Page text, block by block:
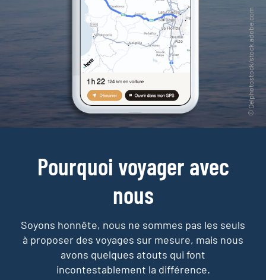
Pourquoi voyager avec
nous
Soyons honnête, nous ne sommes pas les seuls
à proposer des voyages sur mesure, mais nous
avons quelques atouts qui font
incontestablement la différence.